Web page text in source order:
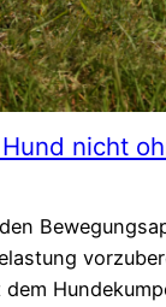
nicht
dem